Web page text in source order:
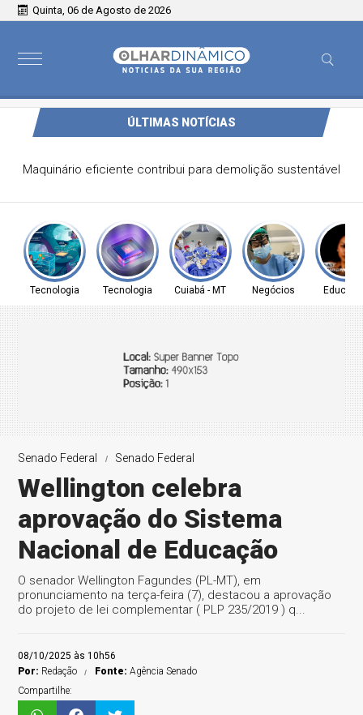
Quinta, 06 de Agosto de 2026
ÚLTIMAS NOTÍCIAS
Federação PSOL-Rede oficializa apoio à candidatura de
Lula à reeleição
Tecnologia Tecnologia Cuiabá - MT Negócios
Senado Federal Senado Federal
Wellington celebra
aprovação do Sistema
Nacional de Educação
O senador Wellington Fagundes (PL-MT), em
pronunciamento na terça-feira (7), destacou a aprovação
do projeto de lei complementar ( PLP 235/2019 ) q...
08/10/2025 às 10h56
Por: Redação Fonte:Agência Senado
Compartilhe: